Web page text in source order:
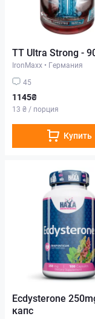
TT Ultra Strong -
IronMaxx • Германия
45
1145₴
13 ₴ / порция
Купить
Ecdysterone
капс